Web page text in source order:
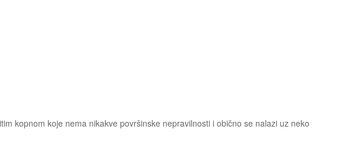
kopnom koje nema nikakve površinske nepravilnosti i obično se nalazi uz neko